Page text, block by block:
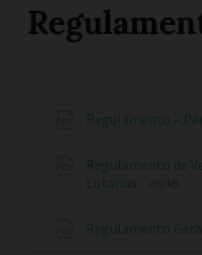
Regulamento –
Regulamento de
Lotarias
Regulamento